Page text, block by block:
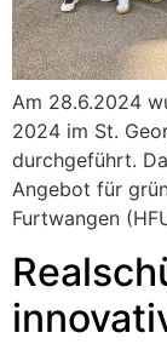
Am 28.6.2024
2024 im St.
durchgeführt.
Angebot für
Furtwangen